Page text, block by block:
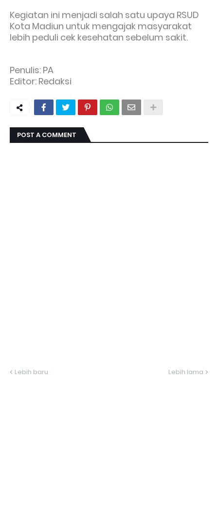
Kegiatan ini menjadi salah satu upaya RSUD
Kota Madiun untuk mengajak masyarakat
lebih peduli cek kesehatan sebelum sakit.
Penulis: PA
Editor: Redaksi
POST A COMMENT
Lebih baru Lebih lama